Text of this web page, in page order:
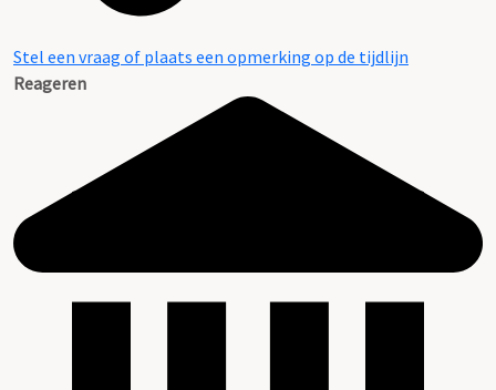
Stel een vraag of plaats een opmerking op de tijdlijn
Reageren